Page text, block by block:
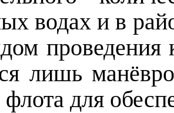
водах и в
проведения
лишь
флота для